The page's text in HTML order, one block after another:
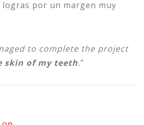
por un margen muy
to complete the project
skin of my teeth.”